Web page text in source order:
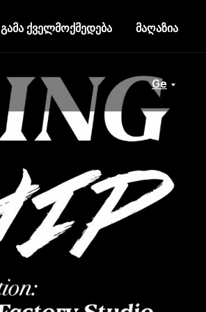
გამა ქველმოქმედება მაღაზია
Ge